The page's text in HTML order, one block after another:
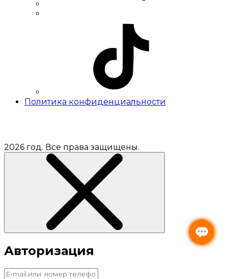
Политика конфиденциальности
2026 год. Все права защищены.
Авторизация